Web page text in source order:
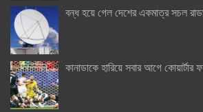
বন্ধ হয়ে গেল দেশের একমাত্র সচল
কানাডাকে হারিয়ে সবার আগে